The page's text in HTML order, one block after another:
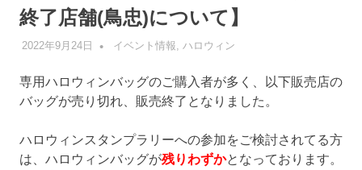
終了店舗(鳥忠)について】
2022年9月24日 管理者
イベント情報 ハロウィン
専用ハロウィンバッグのご購入者が多く、以下販売店の
バッグが売り切れ、販売終了となりました。
ハロウィンスタンプラリーへの参加をご検討されてる方
は、ハロウィンバッグが残りわずかとなっております。